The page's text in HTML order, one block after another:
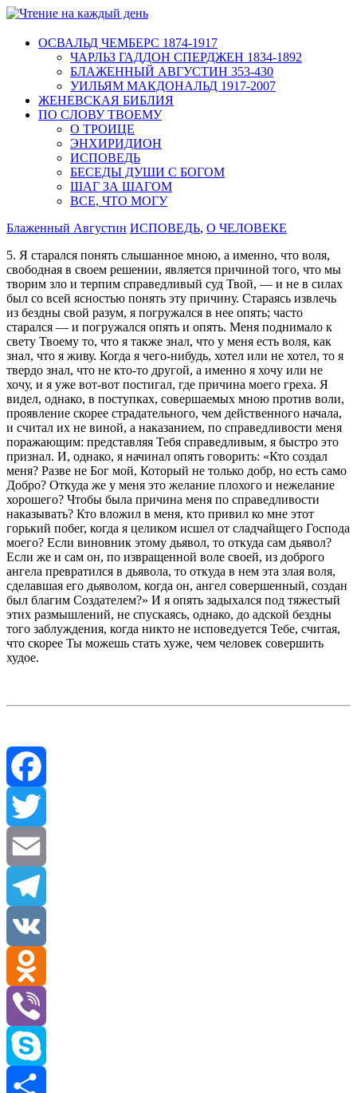
ОСВАЛЬД ЧЕМБЕРС 1874-1917
ЧАРЛЬЗ ГАДДОН СПЕРДЖЕН 1834-1892
БЛАЖЕННЫЙ АВГУСТИН 353-430
УИЛЬЯМ МАКДОНАЛЬД 1917-2007
ЖЕНЕВСКАЯ БИБЛИЯ
ПО СЛОВУ ТВОЕМУ
О ТРОИЦЕ
ЭНХИРИДИОН
ИСПОВЕДЬ
БЕСЕДЫ ДУШИ С БОГОМ
ШАГ ЗА ШАГОМ
ВСЕ, ЧТО МОГУ
Блаженный Августин ИСПОВЕДЬ, О ЧЕЛОВЕКЕ
5. Я старался понять слышанное мною, а именно, что воля,
свободная в своем решении, является причиной того, что мы
творим зло и терпим справедливый суд Твой, — и не в силах
был со всей ясностью понять эту причину. Стараясь извлечь
из бездны свой разум, я погружался в нее опять; часто
старался — и погружался опять и опять. Меня поднимало к
свету Твоему то, что я также знал, что у меня есть воля, как
знал, что я живу. Когда я чего-нибудь, хотел или не хотел, то я
твердо знал, что не кто-то другой, а именно я хочу или не
хочу, и я уже вот-вот постигал, где причина моего греха. Я
видел, однако, в поступках, совершаемых мною против воли,
проявление скорее страдательного, чем действенного начала,
и считал их не виной, а наказанием, по справедливости меня
поражающим: представляя Тебя справедливым, я быстро это
признал. И, однако, я начинал опять говорить: «Кто создал
меня? Разве не Бог мой, Который не только добр, но есть само
Добро? Откуда же у меня это желание плохого и нежелание
хорошего? Чтобы была причина меня по справедливости
наказывать? Кто вложил в меня, кто привил ко мне этот
горький побег, когда я целиком исшел от сладчайщего Господа
моего? Если виновник этому дьявол, то откуда сам дьявол?
Если же и сам он, по извращенной воле своей, из доброго
ангела превратился в дьявола, то откуда в нем эта злая воля,
сделавшая его дьяволом, когда он, ангел совершенный, создан
был благим Создателем?» И я опять задыхался под тяжестый
этих размышлений, не спускаясь, однако, до адской бездны
того заблуждения, когда никто не исповедуется Тебе, считая,
что скорее Ты можешь стать хуже, чем человек совершить
худое.
Facebook
Twitter
Email
Telegram
VK
Odnoklassniki
Viber
Skype